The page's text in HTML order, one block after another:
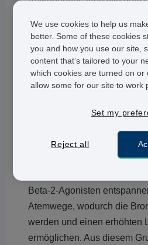
jedoch sehr gering; durch
das Cortison direkt in die
den ganzen Körper.
Reliever:
Asthma-Symptome
schnell wirkendes
von akuten Asthma-
Beta-2-Agonisten
Atemwege, wodurch die
werden und einen erhöhten
ermöglichen. Aus diesem
We use cookies to help us
better. Some of these cookies
you and how you use our site,
content that’s tailored to your
which cookies are turned on or
allow some for our site to work
Set my
Reject all